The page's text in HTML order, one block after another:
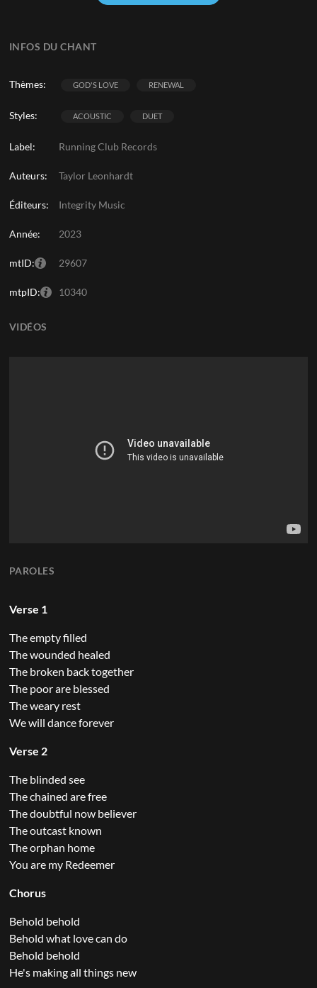
INFOS DU CHANT
Thèmes: GOD'S LOVE RENEWAL
Styles: ACOUSTIC DUET
Label: Running Club Records
Auteurs: Taylor Leonhardt
Éditeurs: Integrity Music
Année: 2023
mtID: 29607
mtpID: 10340
PAROLES
Verse 1
The empty filled
The wounded healed
The broken back together
The poor are blessed
The weary rest
We will dance forever
Verse 2
The blinded see
The chained are free
The doubtful now believer
The outcast known
The orphan home
You are my Redeemer
Chorus
Behold behold
Behold what love can do
Behold behold
He's making all things new
VIDÉOS